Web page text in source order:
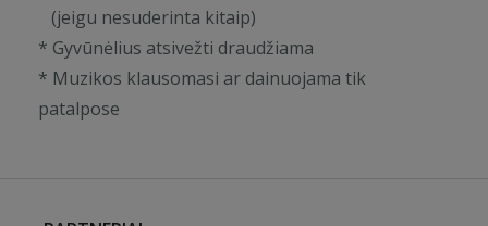
(jeigu nesuderinta kitaip)
* Gyvūnėlius atsivežti draudžiama
* Muzikos klausomasi ar dainuojama tik
patalpose